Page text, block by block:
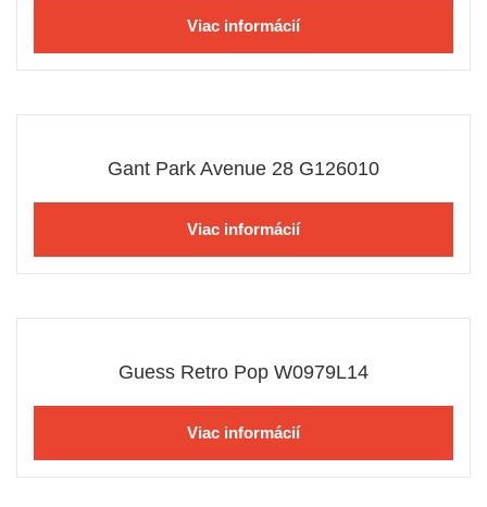
Viac informácií
Gant Park Avenue 28 G126010
Viac informácií
Guess Retro Pop W0979L14
Viac informácií